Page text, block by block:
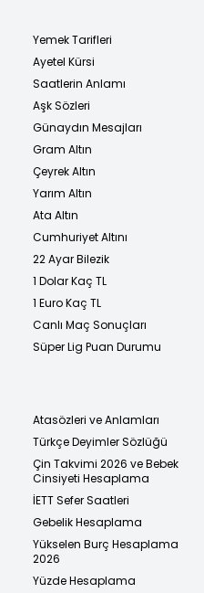
Yemek Tarifleri
Ayetel Kürsi
Saatlerin Anlamı
Aşk Sözleri
Günaydın Mesajları
Gram Altın
Çeyrek Altın
Yarım Altın
Ata Altın
Cumhuriyet Altını
22 Ayar Bilezik
1 Dolar Kaç TL
1 Euro Kaç TL
Canlı Maç Sonuçları
Süper Lig Puan Durumu
Atasözleri ve Anlamları
Türkçe Deyimler Sözlüğü
Çin Takvimi 2026 ve Bebek
Cinsiyeti Hesaplama
İETT Sefer Saatleri
Gebelik Hesaplama
Yükselen Burç Hesaplama
2026
Yüzde Hesaplama